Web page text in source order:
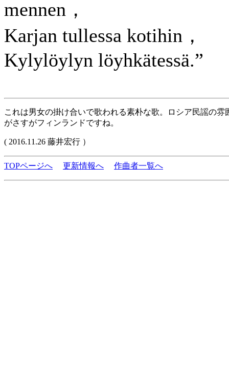
mennen，
Karjan tullessa kotihin，
Kylylöylyn löyhkätessä.”
これは男女の掛け合いで歌われる素朴な歌。ロシア民謡の
がさすがフィンランドですね。
( 2016.11.26 藤井宏行 ）
TOPページへ 更新情報へ 作曲者一覧へ